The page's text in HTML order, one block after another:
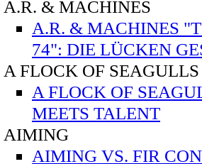
A.R. & MACHINES
A.R. & MACHINES
74": DIE LÜCKEN
A FLOCK OF SEAGULLS
A FLOCK OF
MEETS TALENT
AIMING
AIMING VS. FIR